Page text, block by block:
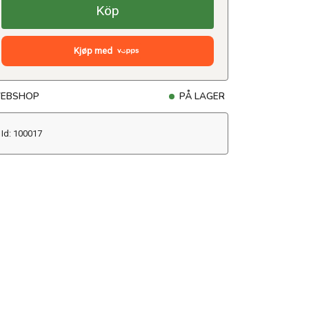
Köp
Kjøp med
PÅ LAGER
Id: 100017